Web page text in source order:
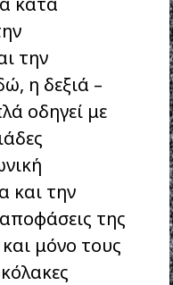
την
η δεξιά –
οδηγεί με
και την
της
μόνο τους